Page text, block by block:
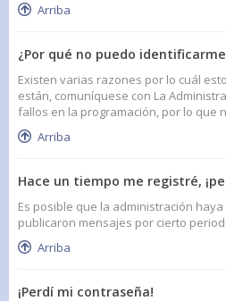
Arriba
¿Por qué no puedo
Existen varias razones por lo cuál
están, comuníquese con La
fallos en la programación, por lo que
Arriba
Hace un tiempo me registré,
Es posible que la administración
publicaron mensajes por cierto
Arriba
¡Perdí mi contraseña!